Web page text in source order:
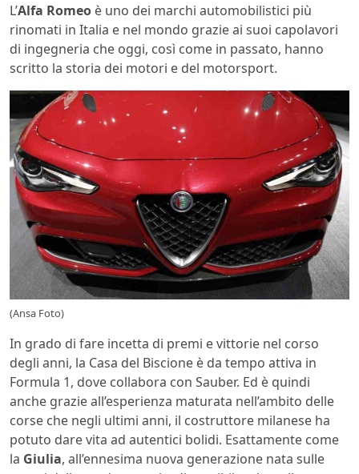
L’Alfa Romeo è uno dei marchi automobilistici più
rinomati in Italia e nel mondo grazie ai suoi capolavori
di ingegneria che oggi, così come in passato, hanno
scritto la storia dei motori e del motorsport.
(Ansa Foto)
In grado di fare incetta di premi e vittorie nel corso
degli anni, la Casa del Biscione è da tempo attiva in
Formula 1, dove collabora con Sauber. Ed è quindi
anche grazie all’esperienza maturata nell’ambito delle
corse che negli ultimi anni, il costruttore milanese ha
potuto dare vita ad autentici bolidi. Esattamente come
la Giulia, all’ennesima nuova generazione nata sulle